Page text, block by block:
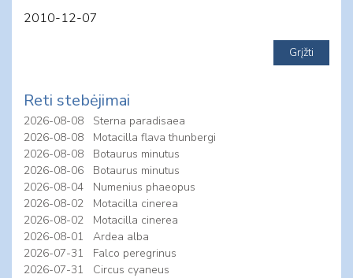
2010-12-07
Reti stebėjimai
2026-08-08
Sterna paradisaea
2026-08-08
Motacilla flava thunbergi
2026-08-08
Botaurus minutus
2026-08-06
Botaurus minutus
2026-08-04
Numenius phaeopus
2026-08-02
Motacilla cinerea
2026-08-02
Motacilla cinerea
2026-08-01
Ardea alba
2026-07-31
Falco peregrinus
2026-07-31
Circus cyaneus